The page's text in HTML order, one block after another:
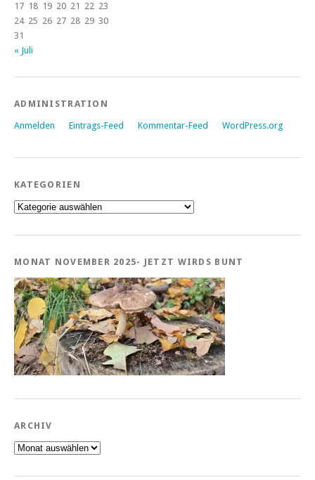
17 18 19 20 21 22 23
24 25 26 27 28 29 30
31
« Juli
ADMINISTRATION
Anmelden Eintrags-Feed Kommentar-Feed WordPress.org
KATEGORIEN
Kategorien
MONAT NOVEMBER 2025- JETZT WIRDS BUNT
ARCHIV
Archiv